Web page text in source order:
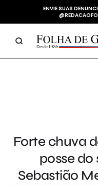
ENVIE SUAS
Forte chuva
posse
Sebastião